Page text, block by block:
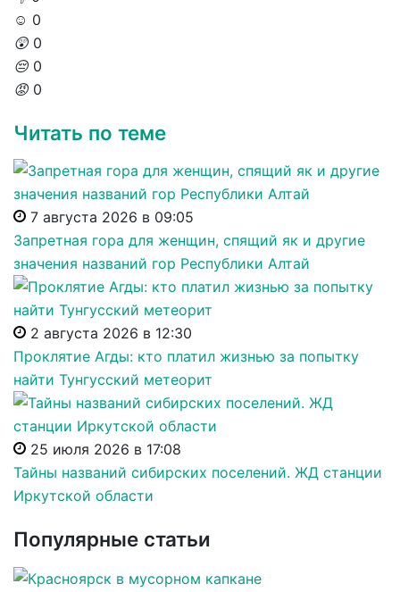
☺️ 0
😲 0
😔 0
😡 0
Читать по теме
7 августа 2026 в 09:05
Запретная гора для женщин, спящий як и другие
значения названий гор Республики Алтай
2 августа 2026 в 12:30
Проклятие Агды: кто платил жизнью за попытку
найти Тунгусский метеорит
25 июля 2026 в 17:08
Тайны названий сибирских поселений. ЖД станции
Иркутской области
Популярные статьи